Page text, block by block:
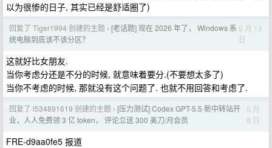
以为很惨的日子, 其实已经是舒适圈了)
回复了 Tiger1994 创建的主题 › [老话题] 现在 2026 年了， Windows 系
统电脑到底该不该分区？
5 月 13
日
这就好比女朋友.
当你考虑分还是不分的时候, 就意味着要分.(不要想太多了)
当你不考虑的时候, 那就没有这个问题了. 也就不用回答和考虑了.
回复了 l534891619 创建的主题 › [压力测试] Codex GPT-5.5 新中转站开
业，人人免费领 3 亿 token， 评论立送 300 美刀/月会员
5 月
8 日
FRE-d9aa0fe5 报道